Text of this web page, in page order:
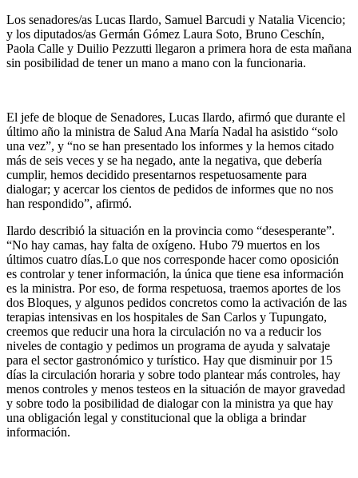
Los senadores/as Lucas Ilardo, Samuel Barcudi y Natalia Vicencio;
y los diputados/as Germán Gómez Laura Soto, Bruno Ceschín,
Paola Calle y Duilio Pezzutti llegaron a primera hora de esta mañana
sin posibilidad de tener un mano a mano con la funcionaria.
El jefe de bloque de Senadores, Lucas Ilardo, afirmó que durante el
último año la ministra de Salud Ana María Nadal ha asistido “solo
una vez”, y “no se han presentado los informes y la hemos citado
más de seis veces y se ha negado, ante la negativa, que debería
cumplir, hemos decidido presentarnos respetuosamente para
dialogar; y acercar los cientos de pedidos de informes que no nos
han respondido”, afirmó.
Ilardo describió la situación en la provincia como “desesperante”.
“No hay camas, hay falta de oxígeno. Hubo 79 muertos en los
últimos cuatro días.Lo que nos corresponde hacer como oposición
es controlar y tener información, la única que tiene esa información
es la ministra. Por eso, de forma respetuosa, traemos aportes de los
dos Bloques, y algunos pedidos concretos como la activación de las
terapias intensivas en los hospitales de San Carlos y Tupungato,
creemos que reducir una hora la circulación no va a reducir los
niveles de contagio y pedimos un programa de ayuda y salvataje
para el sector gastronómico y turístico. Hay que disminuir por 15
días la circulación horaria y sobre todo plantear más controles, hay
menos controles y menos testeos en la situación de mayor gravedad
y sobre todo la posibilidad de dialogar con la ministra ya que hay
una obligación legal y constitucional que la obliga a brindar
información.